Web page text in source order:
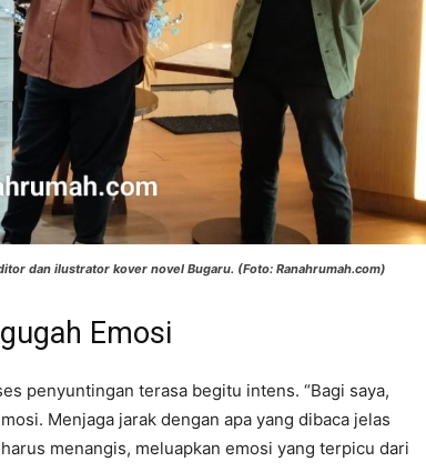
dan ilustrator kover novel Bugaru. (Foto: Ranahrumah.com)
Emosi
penyuntingan terasa begitu intens. “Bagi saya,
Menjaga jarak dengan apa yang dibaca jelas
menangis, meluapkan emosi yang terpicu dari